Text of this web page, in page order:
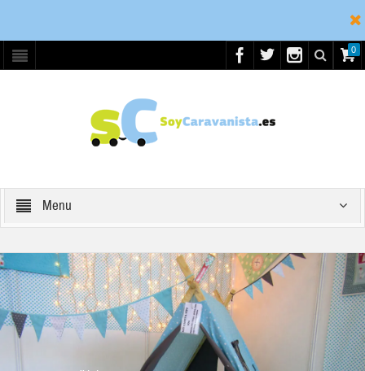
0
Menu